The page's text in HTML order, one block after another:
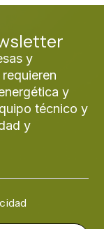
y
y
técnico y
y